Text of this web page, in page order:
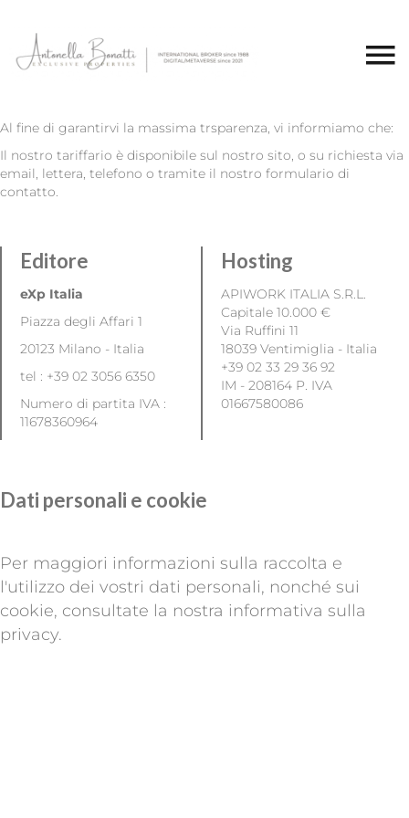
Al fine di garantirvi la massima trsparenza, vi informiamo che:
Il nostro tariffario è disponibile sul nostro sito, o su richiesta via
email, lettera, telefono o tramite il nostro formulario di
contatto.
Editore
eXp Italia
Piazza degli Affari 1
20123 Milano - Italia
tel : +39 02 3056 6350
Numero di partita IVA :
11678360964
Hosting
APIWORK ITALIA S.R.L.
Capitale 10.000 €
Via Ruffini 11
18039 Ventimiglia - Italia
+39 02 33 29 36 92
IM - 208164 P. IVA
01667580086
Dati personali e cookie
Per maggiori informazioni sulla raccolta e
l'utilizzo dei vostri dati personali, nonché sui
cookie, consultate la nostra informativa sulla
privacy.